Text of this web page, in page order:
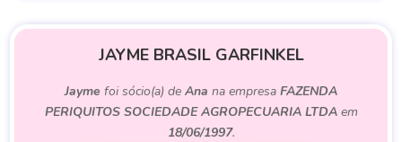
JAYME BRASIL GARFINKEL
Jayme foi sócio(a) de Ana na empresa FAZENDA
PERIQUITOS SOCIEDADE AGROPECUARIA LTDAem
18/06/1997.